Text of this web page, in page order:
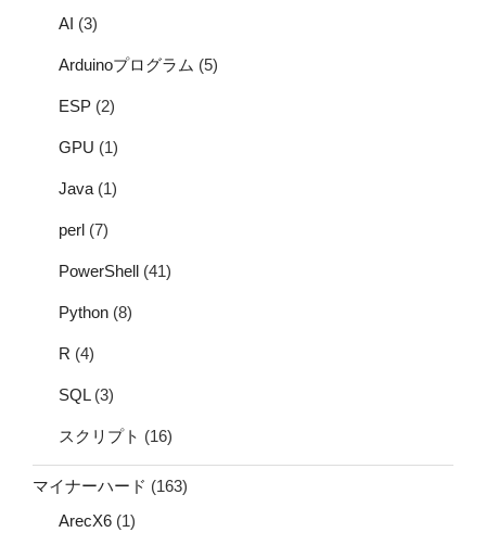
AI (3)
Arduinoプログラム (5)
ESP (2)
GPU (1)
Java (1)
perl (7)
PowerShell (41)
Python (8)
R (4)
SQL(3)
スクリプト (16)
マイナーハード (163)
ArecX6 (1)